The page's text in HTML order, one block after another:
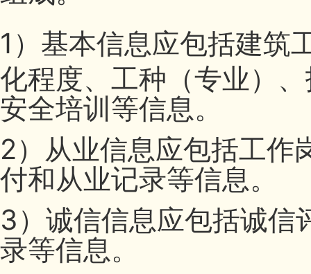
1） 基本信息应包括建筑
化程度、工种（专业）
安全培训等信息。
2）从业信息应包括工作
付和从业记录等信息。
3）诚信信息应包括诚信
录等信息。